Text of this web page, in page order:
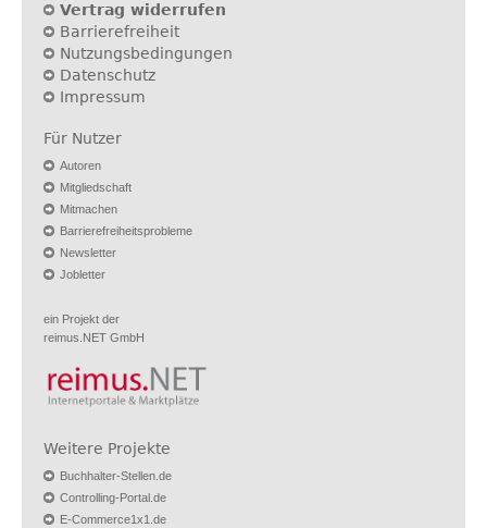
Vertrag widerrufen
Barrierefreiheit
Nutzungsbedingungen
Datenschutz
Impressum
Für Nutzer
Autoren
Mitgliedschaft
Mitmachen
Barrierefreiheitsprobleme
Newsletter
Jobletter
ein Projekt der
reimus.NET GmbH
Weitere Projekte
Buchhalter-Stellen.de
Controlling-Portal.de
E-Commerce1x1.de